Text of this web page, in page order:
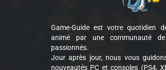
Game-Guide est votre quotidien
animé par une communauté de
passionnés.
Jour après jour, nous vous
nouveautés PC et consoles (PS4,